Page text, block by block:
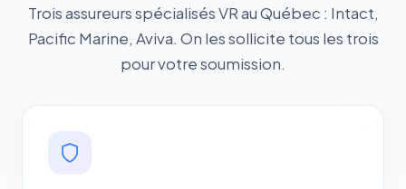
Trois assureurs spécialisés VR au Québec : Intact,
Pacific Marine, Aviva. On les sollicite tous les trois
pour votre soumission.